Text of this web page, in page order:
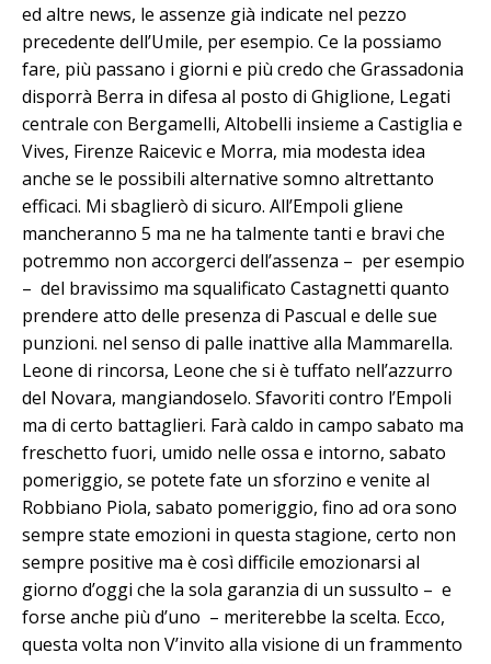
ed altre news, le assenze già indicate nel pezzo
precedente dell’Umile, per esempio. Ce la possiamo
fare, più passano i giorni e più credo che Grassadonia
disporrà Berra in difesa al posto di Ghiglione, Legati
centrale con Bergamelli, Altobelli insieme a Castiglia e
Vives, Firenze Raicevic e Morra, mia modesta idea
anche se le possibili alternative somno altrettanto
efficaci. Mi sbaglierò di sicuro. All’Empoli gliene
mancheranno 5 ma ne ha talmente tanti e bravi che
potremmo non accorgerci dell’assenza – per esempio
– del bravissimo ma squalificato Castagnetti quanto
prendere atto delle presenza di Pascual e delle sue
punzioni. nel senso di palle inattive alla Mammarella.
Leone di rincorsa, Leone che si è tuffato nell’azzurro
del Novara, mangiandoselo. Sfavoriti contro l’Empoli
ma di certo battaglieri. Farà caldo in campo sabato ma
freschetto fuori, umido nelle ossa e intorno, sabato
pomeriggio, se potete fate un sforzino e venite al
Robbiano Piola, sabato pomeriggio, fino ad ora sono
sempre state emozioni in questa stagione, certo non
sempre positive ma è così difficile emozionarsi al
giorno d’oggi che la sola garanzia di un sussulto – e
forse anche più d’uno – meriterebbe la scelta. Ecco,
questa volta non V’invito alla visione di un frammento